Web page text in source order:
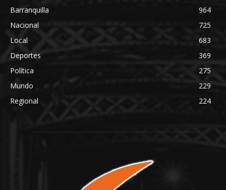
Barranquilla
964
Nacional
725
Local
683
Deportes
369
Política
275
Mundo
229
Regional
224